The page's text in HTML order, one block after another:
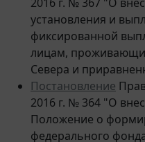
установления и
фиксированной
лицам,
Севера и
Постановление
2016 г. № 364 "О
Положение о
федерального